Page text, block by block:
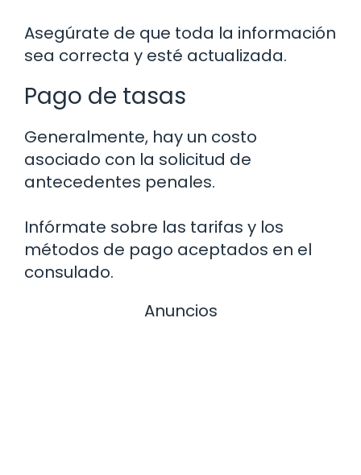
Asegúrate de que toda la información
sea correcta y esté actualizada.
Pago de tasas
Generalmente, hay un costo
asociado con la solicitud de
antecedentes penales.
Infórmate sobre las tarifas y los
métodos de pago aceptados en el
consulado.
Anuncios